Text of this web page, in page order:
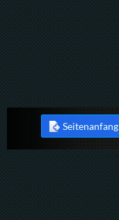
Seitenanfang